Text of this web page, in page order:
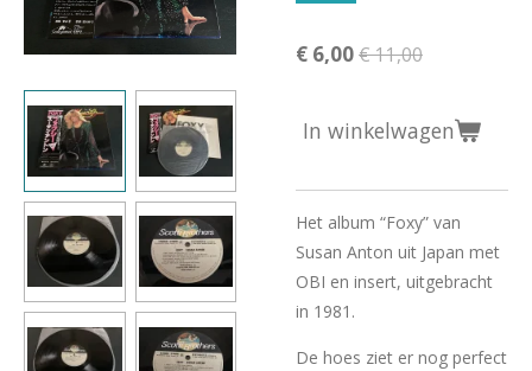
€ 6,00€ 11,00
In winkelwagen
Het album “Foxy” van
Susan Anton uit Japan met
OBI en insert, uitgebracht
in 1981.
De hoes ziet er nog perfect